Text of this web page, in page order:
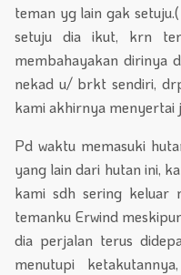
teman yg lain gak
setuju dia ikut, krn
membahayakan dirinya
nekad u/ brkt sendiri,
kami akhirnya menyertai
Pd waktu memasuki
yang lain dari hutan ini,
kami sdh sering keluar
temanku Erwind
dia perjalan terus
menutupi